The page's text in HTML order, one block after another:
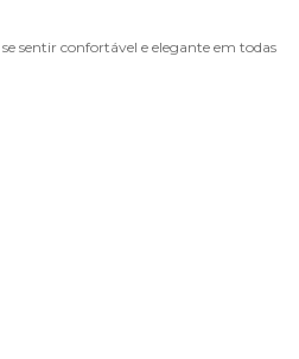
sentir confortável e elegante em todas